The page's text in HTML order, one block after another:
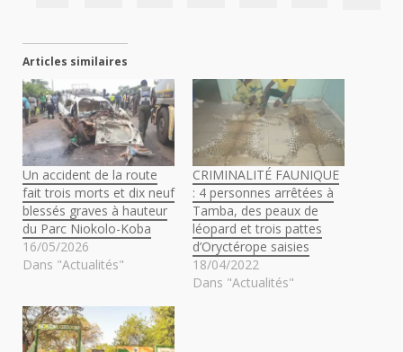
Articles similaires
Un accident de la route
fait trois morts et dix neuf
blessés graves à hauteur
du Parc Niokolo-Koba
16/05/2026
Dans "Actualités"
CRIMINALITÉ FAUNIQUE
: 4 personnes arrêtées à
Tamba, des peaux de
léopard et trois pattes
d’Oryctérope saisies
18/04/2022
Dans "Actualités"